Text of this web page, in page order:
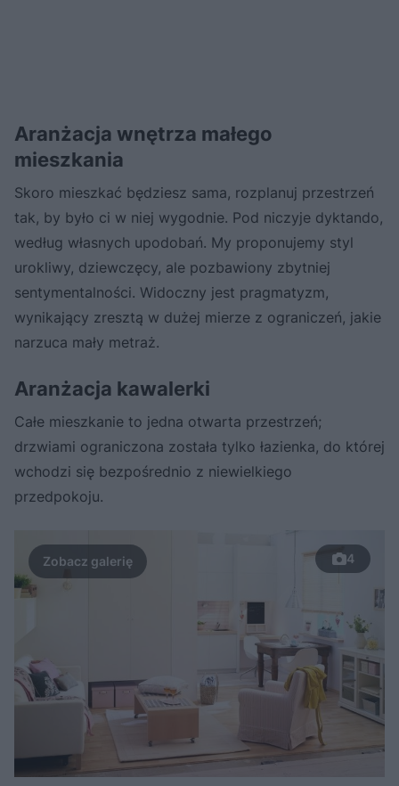
Aranżacja wnętrza małego
mieszkania
Skoro mieszkać będziesz sama, rozplanuj przestrzeń
tak, by było ci w niej wygodnie. Pod niczyje dyktando,
według własnych upodobań. My proponujemy styl
urokliwy, dziewczęcy, ale pozbawiony zbytniej
sentymentalności. Widoczny jest pragmatyzm,
wynikający zresztą w dużej mierze z ograniczeń, jakie
narzuca mały metraż.
Aranżacja kawalerki
Całe mieszkanie to jedna otwarta przestrzeń;
drzwiami ograniczona została tylko łazienka, do której
wchodzi się bezpośrednio z niewielkiego
przedpokoju.
4